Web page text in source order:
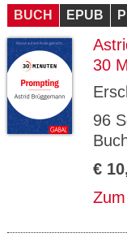
BUCH EPUB
30
96
€